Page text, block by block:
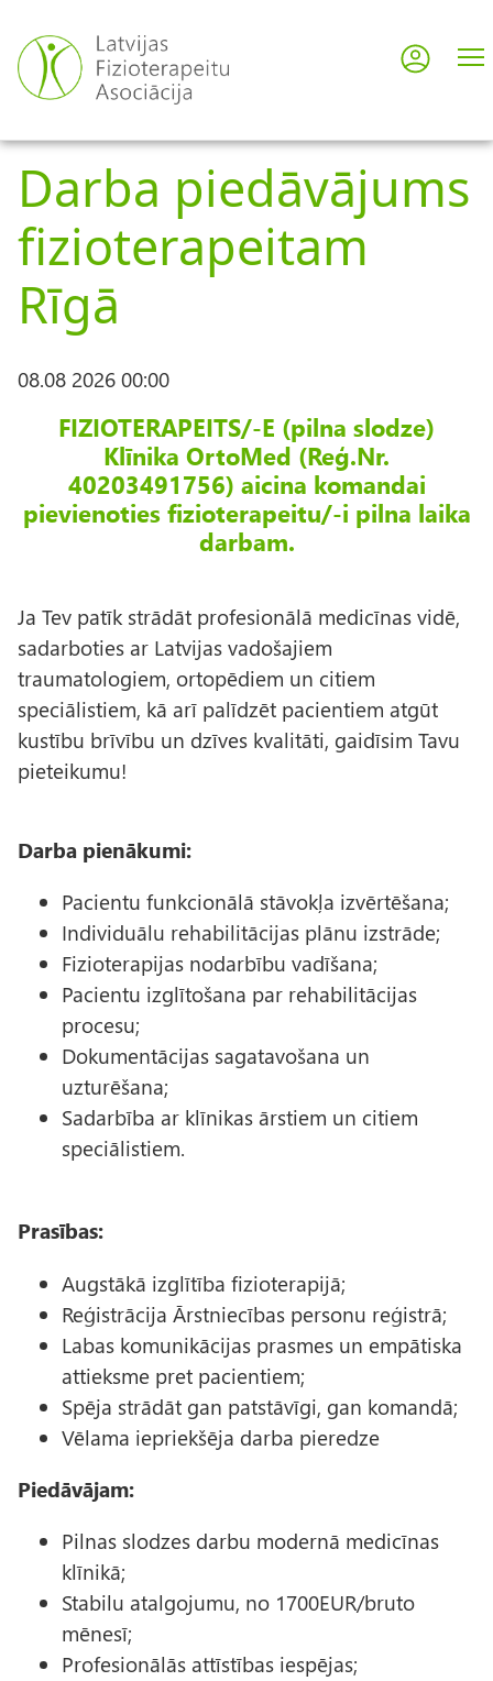
uz
galveno
saturu
User
Darba piedāvājums
fizioterapeitam
Rīgā
08.08 2026 00:00
FIZIOTERAPEITS/-E (pilna slodze)
Klīnika OrtoMed (Reģ.Nr.
40203491756) aicina komandai
pievienoties fizioterapeitu/-i pilna laika
darbam.
Ja Tev patīk strādāt profesionālā medicīnas vidē,
sadarboties ar Latvijas vadošajiem
traumatologiem, ortopēdiem un citiem
speciālistiem, kā arī palīdzēt pacientiem atgūt
kustību brīvību un dzīves kvalitāti, gaidīsim Tavu
pieteikumu!
Darba pienākumi:
Pacientu funkcionālā stāvokļa izvērtēšana;
Individuālu rehabilitācijas plānu izstrāde;
Fizioterapijas nodarbību vadīšana;
Pacientu izglītošana par rehabilitācijas
procesu;
Dokumentācijas sagatavošana un
uzturēšana;
Sadarbība ar klīnikas ārstiem un citiem
speciālistiem.
Prasības:
Augstākā izglītība fizioterapijā;
Reģistrācija Ārstniecības personu reģistrā;
Labas komunikācijas prasmes un empātiska
attieksme pret pacientiem;
Spēja strādāt gan patstāvīgi, gan komandā;
Vēlama iepriekšēja darba pieredze
Piedāvājam:
Pilnas slodzes darbu modernā medicīnas
klīnikā;
Stabilu atalgojumu, no 1700EUR/bruto
mēnesī;
Profesionālās attīstības iespējas;